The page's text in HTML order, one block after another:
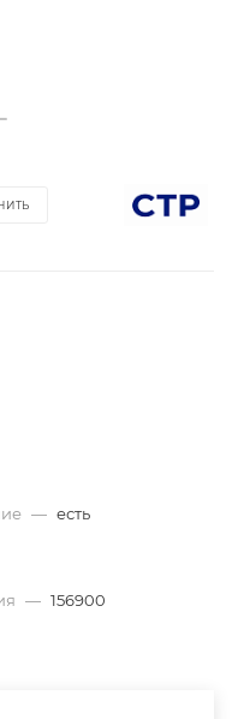
— есть
— 156900